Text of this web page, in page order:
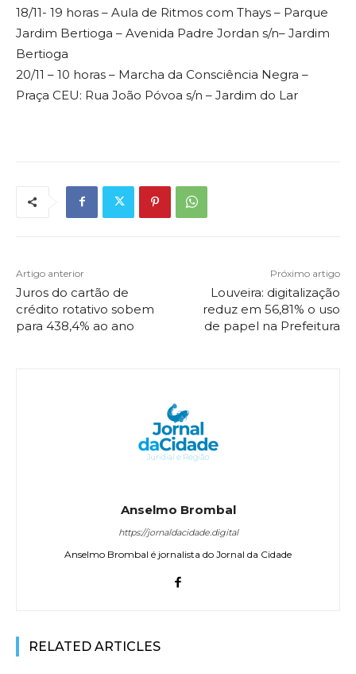
18/11- 19 horas – Aula de Ritmos com Thays – Parque
Jardim Bertioga – Avenida Padre Jordan s/n– Jardim
Bertioga
20/11 – 10 horas – Marcha da Consciência Negra –
Praça CEU: Rua João Póvoa s/n – Jardim do Lar
Artigo anterior
Juros do cartão de
crédito rotativo sobem
para 438,4% ao ano
Próximo artigo
Louveira: digitalização
reduz em 56,81% o uso
de papel na Prefeitura
Anselmo Brombal
https://jornaldacidade.digital
Anselmo Brombal é jornalista do Jornal da Cidade
RELATED ARTICLES